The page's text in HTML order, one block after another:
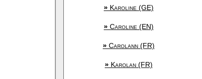
» Karoline (GE)
» Caroline (EN)
» Carolann (FR)
» Karolan (FR)